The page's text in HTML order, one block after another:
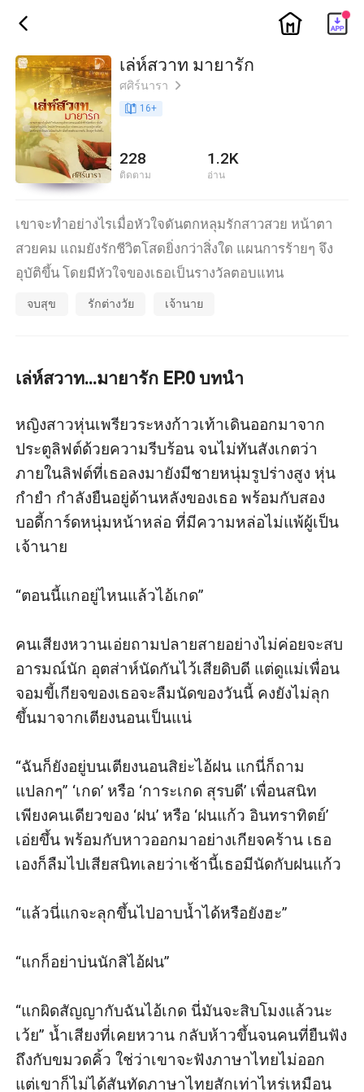
ic_back ic_home
เล่ห์สวาท มายารัก
ศศิร์นารา ic_arrow_right
book_age 16+
228
ติดตาม
1.2K
อ่าน
เขาจะทำอย่างไรเมื่อหัวใจดันตกหลุมรักสาวสวย หน้าตา
สวยคม แถมยังรักชีวิตโสดยิ่งกว่าสิ่งใด แผนการร้ายๆ จึง
อุบัติขึ้น โดยมีหัวใจของเธอเป็นรางวัลตอบแทน
จบสุข รักต่างวัย เจ้านาย
เล่ห์สวาท...มายารัก EP.0 บทนำ
หญิงสาวหุ่นเพรียวระหงก้าวเท้าเดินออกมาจาก
ประตูลิฟต์ด้วยความรีบร้อน จนไม่ทันสังเกตว่า
ภายในลิฟต์ที่เธอลงมายังมีชายหนุ่มรูปร่างสูง หุ่น
กำยำ กำลังยืนอยู่ด้านหลังของเธอ พร้อมกับสอง
บอดี้การ์ดหนุ่มหน้าหล่อ ที่มีความหล่อไม่แพ้ผู้เป็น
เจ้านาย
“ตอนนี้แกอยู่ไหนแล้วไอ้เกด”
คนเสียงหวานเอ่ยถามปลายสายอย่างไม่ค่อยจะสบ
อารมณ์นัก อุตส่าห์นัดกันไว้เสียดิบดี แต่ดูแม่เพื่อน
จอมขี้เกียจของเธอจะลืมนัดของวันนี้ คงยังไม่ลุก
ขึ้นมาจากเตียงนอนเป็นแน่
“ฉันก็ยังอยู่บนเตียงนอนสิย่ะไอ้ฝน แกนี่ก็ถาม
แปลกๆ” ‘เกด’ หรือ ‘การะเกด สุรบดี’ เพื่อนสนิท
เพียงคนเดียวของ ‘ฝน’ หรือ ‘ฝนแก้ว อินทราทิตย์’
เอ่ยขึ้น พร้อมกับหาวออกมาอย่างเกียจคร้าน เธอ
เองก็ลืมไปเสียสนิทเลยว่าเช้านี้เธอมีนัดกับฝนแก้ว
“แล้วนี่แกจะลุกขึ้นไปอาบน้ำได้หรือยังฮะ”
“แกก็อย่าบ่นนักสิไอ้ฝน”
“แกผิดสัญญากับฉันไอ้เกด นี่มันจะสิบโมงแล้วนะ
เว้ย” น้ำเสียงที่เคยหวาน กลับห้าวขึ้นจนคนที่ยืนฟัง
ถึงกับขมวดคิ้ว ใช่ว่าเขาจะฟังภาษาไทยไม่ออก
แต่เขาก็ไม่ได้สันทัดภาษาไทยสักเท่าไหร่เหมือน